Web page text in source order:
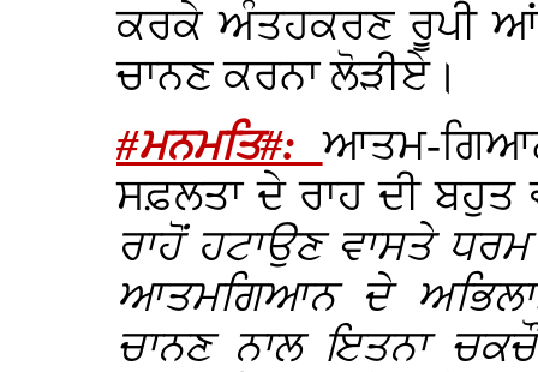
ਕਰਕੇ ਅੰਤਹਕਰਣ ਰੂਪੀ
ਚਾਨਣ ਕਰਨਾ ਲੋੜੀਏ।
#ਮਨਮਤਿ#:ਆਤਮ-
ਸਫ਼ਲਤਾ ਦੇ ਰਾਹ ਦੀ
ਰਾਹੋਂ ਹਟਾਉਣ ਵਾਸਤੇ
ਆਤਮਗਿਆਨ ਦੇ
ਚਾਨਣ ਨਾਲ ਇਤਨਾ